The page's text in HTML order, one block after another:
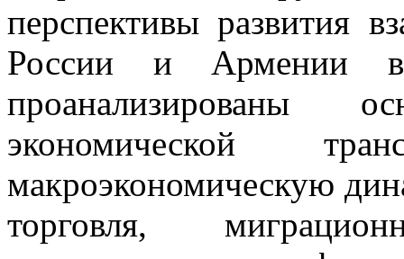
перспективы развития
России и Армении
проанализированы
экономической
макроэкономическую
торговля,